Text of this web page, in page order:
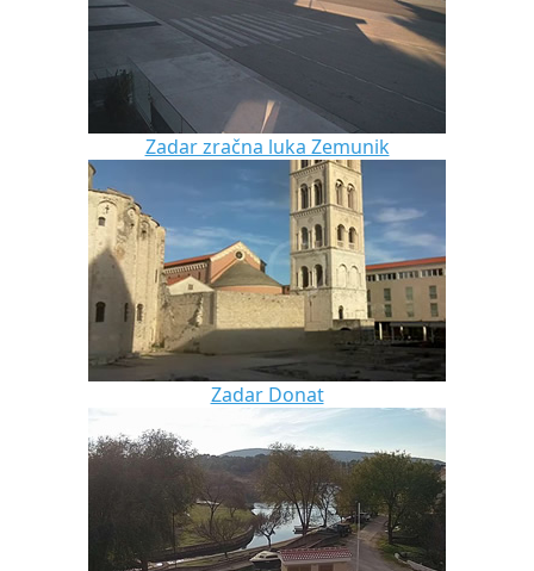
Zadar zračna luka Zemunik
Zadar Donat